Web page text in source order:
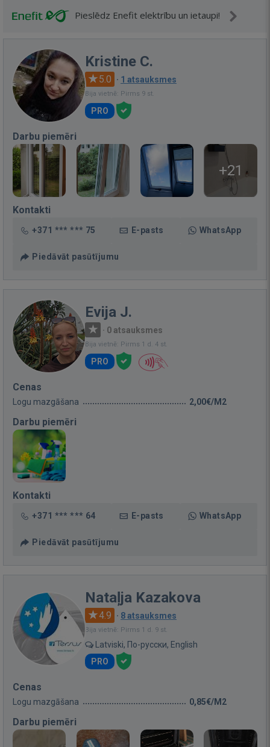
Pieslēdz Enefit elektrību un ietaupi!
Kristine C.
5.0 · 1 atsauksmes
Bija vietnē: Pirms 9 st.
PRO
Darbu piemēri
+21
Kontakti
+371 *** *** 75 E-pasts WhatsApp
Piedāvāt pasūtījumu
Evija J.
· 0 atsauksmes
Bija vietnē: Pirms 1 d. 4 st.
PRO
Cenas
Logu mazgāšana 2,00€/M2
Darbu piemēri
Kontakti
+371 *** *** 64 E-pasts WhatsApp
Piedāvāt pasūtījumu
Nataļja Kazakova
4.9 · 8 atsauksmes
Bija vietnē: Pirms 1 d. 9 st.
Latviski, По-русски, English
PRO
Cenas
Logu mazgāšana 0,85€/M2
Darbu piemēri